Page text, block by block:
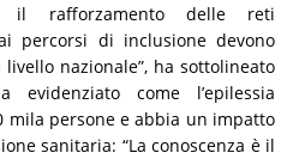
il rafforzamento delle reti
percorsi di inclusione devono
nazionale”, ha sottolineato
come l’epilessia
mila persone e abbia un impatto
sanitaria: “La conoscenza è il